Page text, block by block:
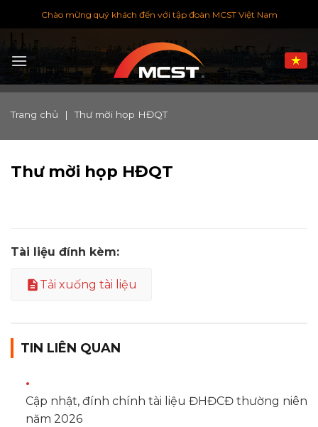
đến
nội
dung
Chào mừng quý khách đến với tập đoàn MCST Việt Nam
Trang chủ | Thư mời họp HĐQT
Thư mời họp HĐQT
Tài liệu đính kèm:
Tải xuống tài liệu
TIN LIÊN QUAN
Cập nhật, đính chính tài liệu ĐHĐCĐ thường niên
năm 2026